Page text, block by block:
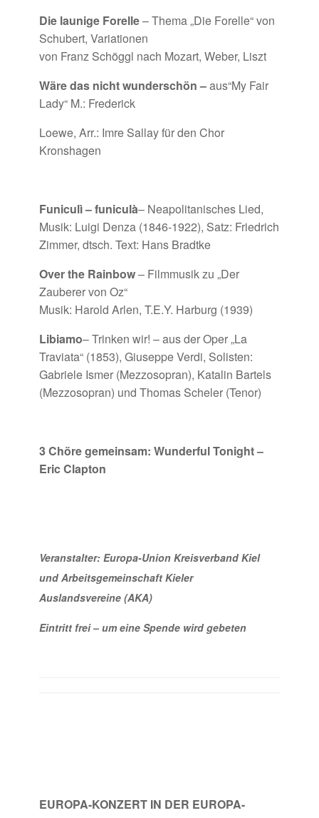
Die launige Forelle– Thema „Die Forelle“ von
Schubert, Variationen
von Franz Schöggl nach Mozart, Weber, Liszt
Wäre das nicht wunderschön –aus“My Fair
Lady“ M.: Frederick
Loewe, Arr.: Imre Sallay für den Chor
Kronshagen
Funiculì – funiculà– Neapolitanisches Lied,
Musik: Luigi Denza (1846-1922), Satz: Friedrich
Zimmer, dtsch. Text: Hans Bradtke
Over the Rainbow– Filmmusik zu „Der
Zauberer von Oz“
Musik: Harold Arlen, T.E.Y. Harburg (1939)
Libiamo– Trinken wir! – aus der Oper „La
Traviata“ (1853), Giuseppe Verdi, Solisten:
Gabriele Ismer (Mezzosopran), Katalin Bartels
(Mezzosopran) und Thomas Scheler (Tenor)
3 Chöre gemeinsam: Wunderful Tonight –
Eric Clapton
Veranstalter: Europa-Union Kreisverband Kiel
und Arbeitsgemeinschaft Kieler
Auslandsvereine (AKA)
Eintritt frei – um eine Spende wird gebeten
EUROPA-KONZERT IN DER EUROPA-